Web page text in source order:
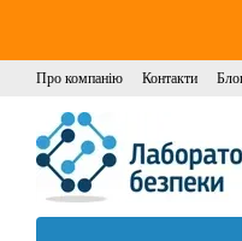
Про компанію Контакти